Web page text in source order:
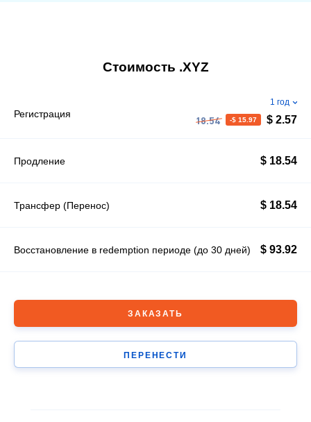
Стоимость .XYZ
Регистрация
1 год
18.54
-$ 15.97 $ 2.57
Продление $ 18.54
Трансфер (Перенос) $ 18.54
Восстановление в redemption периоде (до 30 дней) $ 93.92
ПЕРЕНЕСТИ
ЗАКАЗАТЬ